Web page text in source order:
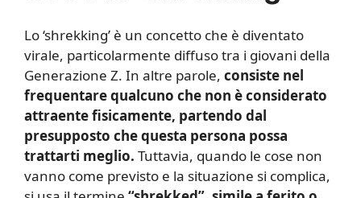
Lo ‘shrekking’ è un concetto che è diventato
virale, particolarmente diffuso tra i giovani della
Generazione Z. In altre parole, consiste nel
frequentare qualcuno che non è considerato
attraente fisicamente, partendo dal
presupposto che questa persona possa
trattarti meglio. Tuttavia, quando le cose non
vanno come previsto e la situazione si complica,